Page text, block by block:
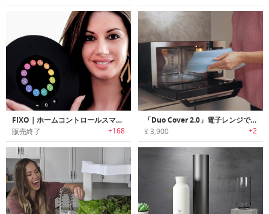
FIXO｜ホームコントロールスマートディスク「フィクソー」
販売終了 +168
「Duo Cover 2.0」電子レンジで蒸し料理ができる万能スチーマー
¥ 3,900 +2